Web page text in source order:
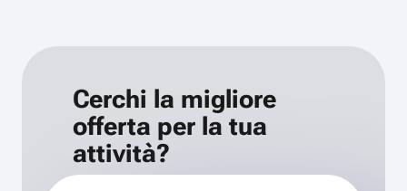
Cerchi la migliore
offerta per la tua
attività?